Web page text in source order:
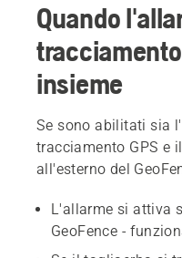
Quando
insieme
Se sono abilitati sia
tracciamento GPS e
all'esterno del
L'allarme si attiva
GeoFence -